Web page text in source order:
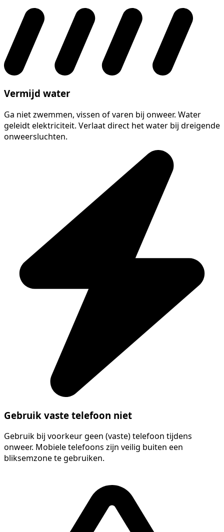
Vermijd water
Ga niet zwemmen, vissen of varen bij onweer. Water
geleidt elektriciteit. Verlaat direct het water bij dreigende
onweersluchten.
Gebruik vaste telefoon niet
Gebruik bij voorkeur geen (vaste) telefoon tijdens
onweer. Mobiele telefoons zijn veilig buiten een
bliksemzone te gebruiken.